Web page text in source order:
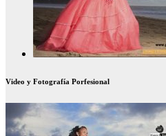
Video y Fotografía Porfesional